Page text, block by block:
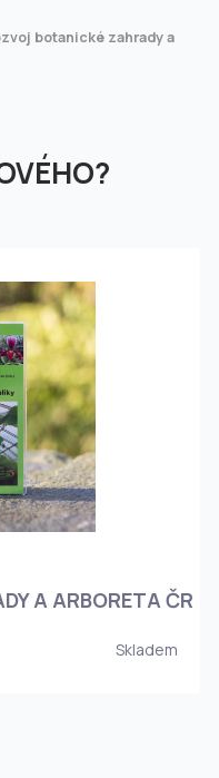
botanické zahrady a
A ARBORETA ČR
Skladem